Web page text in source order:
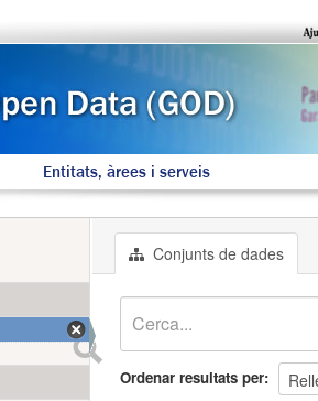
Entitats, àrees i serveis
Conjunts de dades
Ordenar resultats per